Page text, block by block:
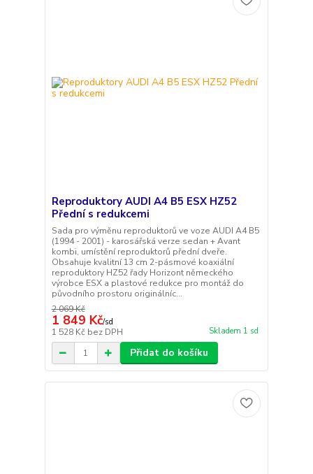
Reproduktory AUDI A4 B5 ESX HZ52
Přední s redukcemi
Sada pro výměnu reproduktorů ve voze AUDI A4 B5
(1994 - 2001) - karosářská verze sedan + Avant
kombi, umístění reproduktorů přední dveře.
Obsahuje kvalitní 13 cm 2-pásmové koaxiální
reproduktory HZ52 řady Horizont německého
výrobce ESX a plastové redukce pro montáž do
původního prostoru originálníc...
2 069 Kč
1 849 Kč/sd
1 528 Kč bez DPH Skladem 1 sd
Přidat do košíku